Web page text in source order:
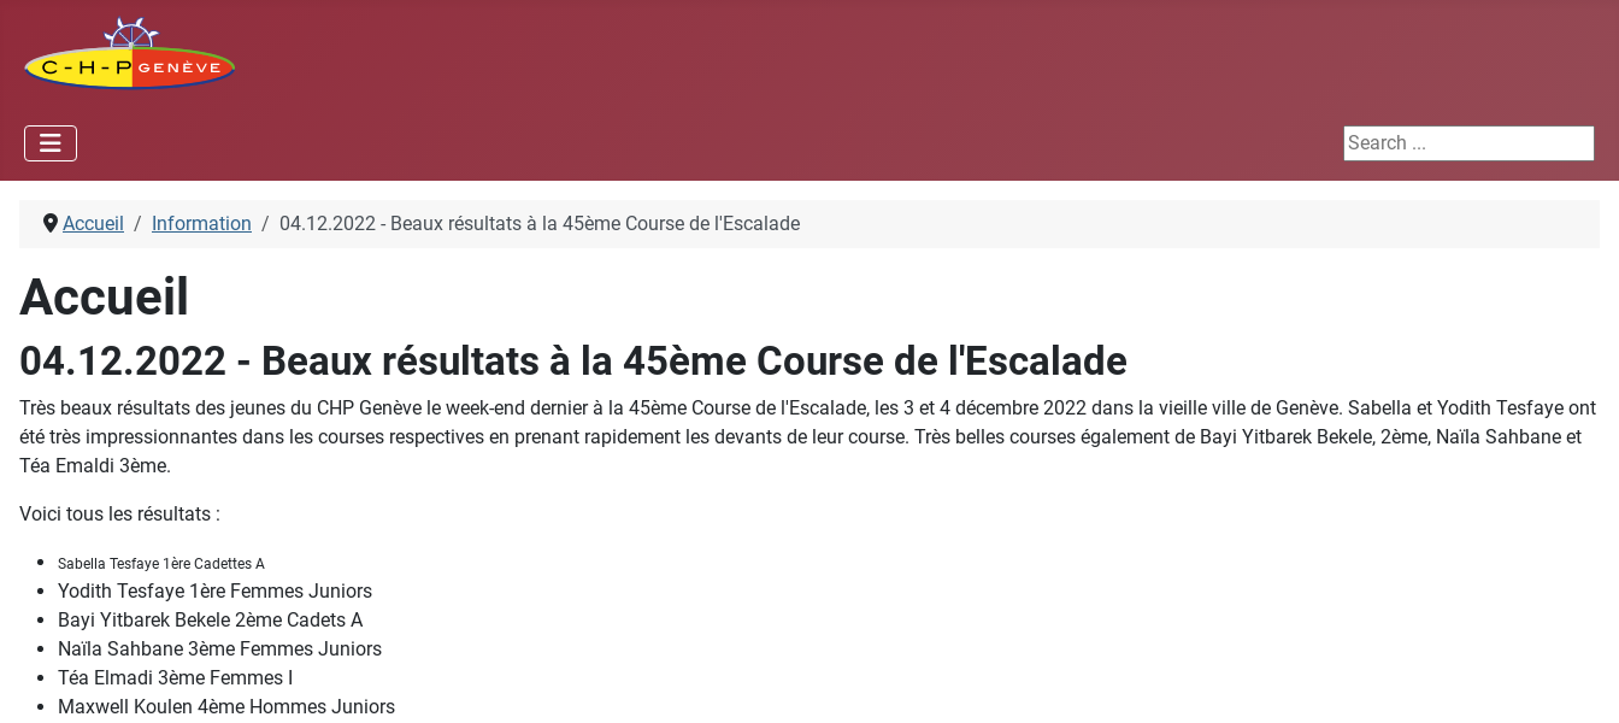
Search ...
Accueil Information 04.12.2022 - Beaux résultats à la 45ème Course de l'Escalade
Accueil
04.12.2022 - Beaux résultats à la 45ème Course de l'Escalade
Très beaux résultats des jeunes du CHP Genève le week-end dernier à la 45ème Course de l'Escalade, les 3 et 4 décembre 2022 dans la vieille ville de Genève. Sabella et Yodith Tesfaye ont
été très impressionnantes dans les courses respectives en prenant rapidement les devants de leur course. Très belles courses également de Bayi Yitbarek Bekele, 2ème, Naïla Sahbane et
Téa Emaldi 3ème.
Voici tous les résultats :
Sabella Tesfaye 1ère Cadettes A
Yodith Tesfaye 1ère Femmes Juniors
Bayi Yitbarek Bekele 2ème Cadets A
Naïla Sahbane 3ème Femmes Juniors
Téa Elmadi 3ème Femmes I
Maxwell Koulen 4ème Hommes Juniors